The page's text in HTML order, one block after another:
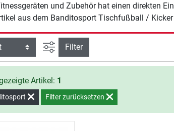
und Zubehör hat einen direkten
aus dem Banditosport Tischfußball /
Ansicht filtern
Filter
Artikel: 1
Filter zurücksetzen